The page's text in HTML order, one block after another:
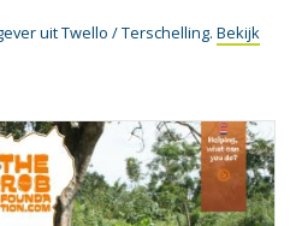
uit Twello / Terschelling. Bekijk